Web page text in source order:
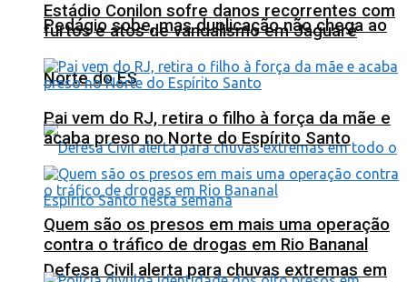
Pedágio sobe, mas duplicação não chega ao
Norte do ES
Defesa Civil alerta para chuvas extremas em
Estádio Conilon sofre danos recorrentes com
furtos e atos de vandalismo em Jaguaré
Pai vem do RJ, retira o filho à força da mãe e
acaba preso no Norte do Espírito Santo
Quem são os presos em mais uma operação
contra o tráfico de drogas em Rio Bananal